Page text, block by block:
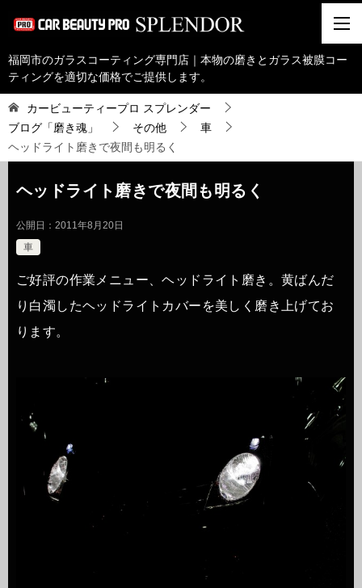
福岡市のガラスコーティング専門店｜本物の磨きとガラス被膜コー
ティングを適切な価格でご提供します。
カービューティープロ スプレンダー
ブログ「磨き魂」
その他
車
ヘッドライト磨きで夜間も明るく
ヘッドライト磨きで夜間も明るく
公開日： 2011年8月20日
車
ご好評の作業メニュー、ヘッドライト磨き。黄ばんだ
り白濁したヘッドライトカバーを美しく磨き上げてお
ります。